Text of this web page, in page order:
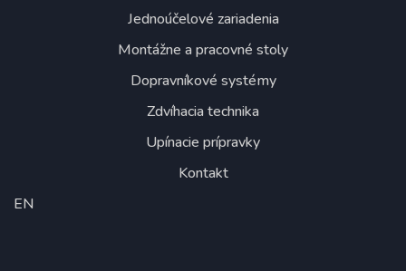
Jednoúčelové zariadenia
Montážne a pracovné stoly
Dopravníkové systémy
Zdvíhacia technika
Upínacie prípravky
Kontakt
EN